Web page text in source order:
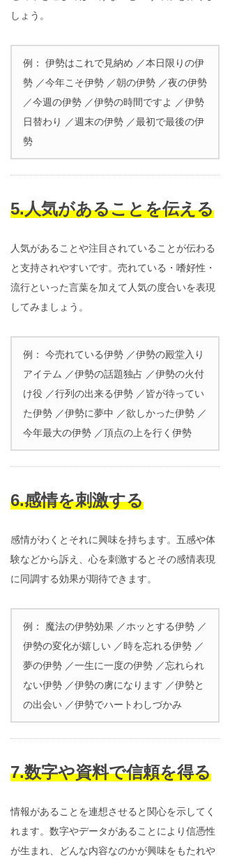
しょう。
例： 伊勢はこれで見納め ／本日限りの伊
勢 ／今年こそ伊勢 ／朝の伊勢 ／夜の伊勢
／今週の伊勢 ／伊勢の時間ですよ ／伊勢
日替わり ／週末の伊勢 ／最初で最後の伊
勢
5.人気があることを伝える
人気があることや注目されていることが伝わる
と支持されやすいです。売れている・嗜好性・
流行といった言葉を加えて人気の度合いを表現
してみましょう。
例： 今売れている伊勢 ／伊勢の殿堂入り
アイテム ／伊勢の話題独占 ／伊勢の火付
け役 ／行列の出来る伊勢 ／皆が待ってい
た伊勢 ／伊勢に夢中 ／欲しかった伊勢 ／
今年最大の伊勢 ／頂点の上を行く伊勢
6.感情を刺激する
感情がわくとそれに興味を持ちます。五感や体
験などから訴え、心を刺激するとその感情表現
に同調する効果が期待できます。
例： 魔法の伊勢効果 ／ホッとする伊勢 ／
伊勢の変化が嬉しい ／時を忘れる伊勢 ／
夢の伊勢 ／一生に一度の伊勢 ／忘れられ
ない伊勢 ／伊勢の虜になります ／伊勢と
の出会い ／伊勢でハートわしづかみ
7.数字や資料で信頼を得る
情報があることを連想させると関心を示してく
れます。数字やデータがあることにより信憑性
が生まれ、どんな内容なのかが興味をもたれや